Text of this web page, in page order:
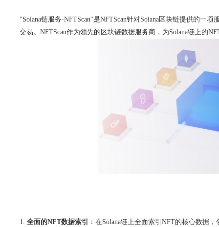
"Solana链服务-NFTScan"是NFTScan针对Solana区块链提供的一
交易。NFTScan作为领先的区块链数据服务商，为Solana链上的
全面的NFT数据索引
：在Solana链上全面索引NFT的核心数据